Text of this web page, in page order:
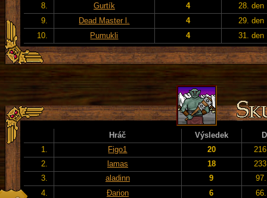
8.
Gurtík 4
28. den
9.
Dead Master l. 4
29. den
10.
Pumukli 4 31. den
Hráč Výsledek
1.
Figo1 20
2.
lamas 18
3.
aladinn 9
4.
Đarion 6